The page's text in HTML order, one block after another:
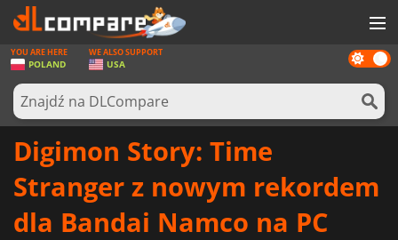
GRY
KARTY DO GIER
OPROGRAMOWANIE
REWARDS
SPRZĘT KOMPUTEROWY
Dark
mode
YOU ARE HERE
POLAND
WE ALSO SUPPORT
USA
Digimon Story: Time
Stranger z nowym rekordem
dla Bandai Namco na PC